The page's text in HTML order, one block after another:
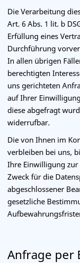
Die Verarbeitung
Art. 6 Abs. 1 lit. b
Erfüllung eines
Durchführung
In allen übrigen
berechtigten
uns gerichteten
auf Ihrer
diese abgefragt
widerrufbar.
Die von Ihnen im
verbleiben bei uns,
Ihre Einwilligung
Zweck für die
abgeschlossener
gesetzliche
Anfrage per